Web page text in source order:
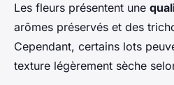
Les fleurs présentent une
arômes préservés et des
Cependant, certains lots
texture légèrement sèche